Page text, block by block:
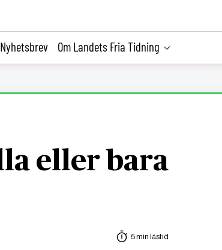
Nyhetsbrev Om Landets Fria Tidning
eller bara
5 min lästid